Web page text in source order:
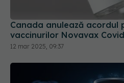
Canada anulează acordul
vaccinurilor Novavax
12 mar 2025, 09:37